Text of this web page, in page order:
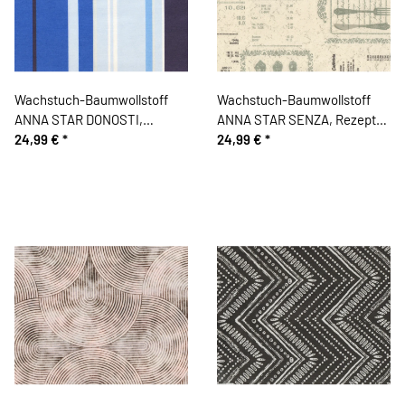
Wachstuch-Baumwollstoff
ANNA STAR DONOSTI,
Streifen, blau-hellblau
24,99 € *
Wachstuch-Baumwollstoff
ANNA STAR SENZA, Rezepte,
natur
24,99 € *